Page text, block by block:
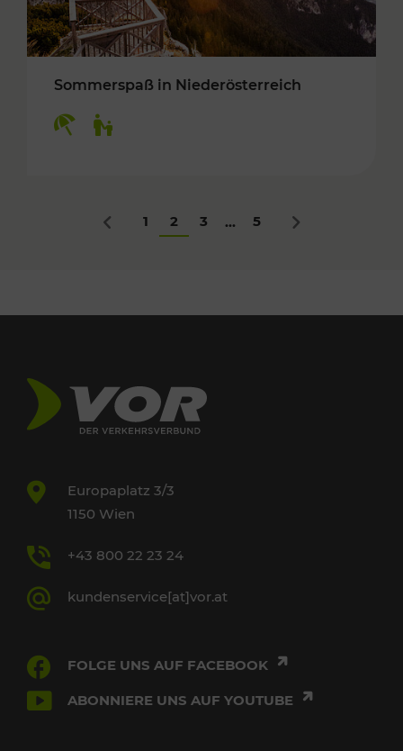
Sommerspaß in Niederösterreich
Zurück
1 2 3 ... 5 Nächstes
Europaplatz 3/3
1150 Wien
+43 800 22 23 24
kundenservice[at]vor.at
FOLGE UNS AUF FACEBOOK
ABONNIERE UNS AUF YOUTUBE